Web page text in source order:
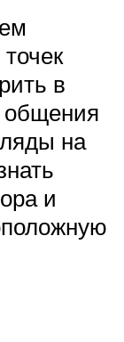
в
общения
на
и